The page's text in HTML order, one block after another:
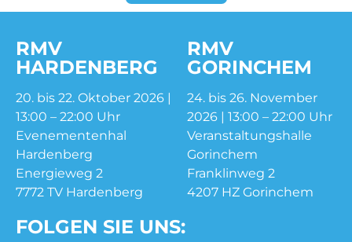
RMV
HARDENBERG
20. bis 22. Oktober 2026 |
13:00 – 22:00 Uhr
Evenementenhal
Hardenberg
Energieweg 2
7772 TV Hardenberg
RMV
GORINCHEM
24. bis 26. November
2026 | 13:00 – 22:00 Uhr
Veranstaltungshalle
Gorinchem
Franklinweg 2
4207 HZ Gorinchem
FOLGEN SIE UNS: